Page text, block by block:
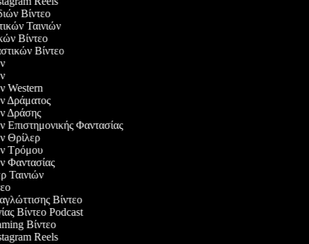
Βίντεο
Ταινιών
Βίντεο
Βίντεο
Western
Δράματος
Δράσης
Επιστημονικής Φαντασίας
Θρίλερ
Τρόμου
Φαντασίας
Ταινιών
Βίντεο
Βίντεο Podcast
Βίντεο
Reels